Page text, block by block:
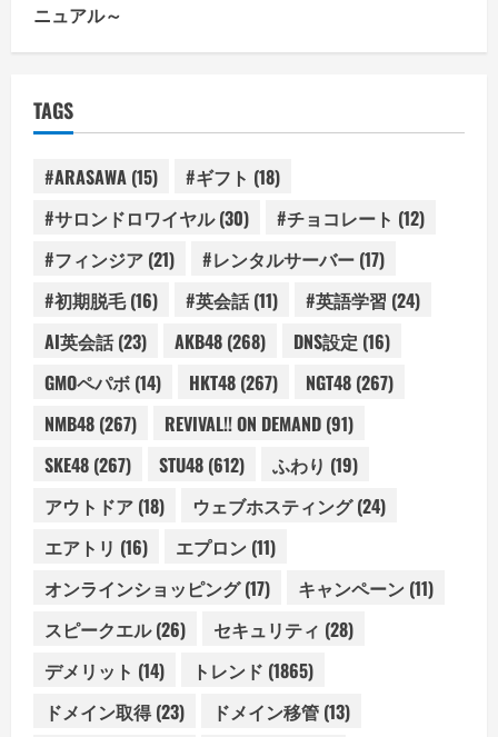
ニュアル～
TAGS
#ARASAWA (15) #ギフト (18)
#サロンドロワイヤル(30) #チョコレート (12)
#フィンジア (21) #レンタルサーバー (17)
#初期脱毛(16) #英会話(11) #英語学習 (24)
AI英会話(23) AKB48 (268) DNS設定 (16)
GMOペパボ (14) HKT48 (267) NGT48 (267)
NMB48 (267) REVIVAL!! ON DEMAND (91)
SKE48 (267) STU48 (612) ふわり (19)
アウトドア (18) ウェブホスティング(24)
エアトリ (16) エプロン (11)
オンラインショッピング(17) キャンペーン (11)
スピークエル(26) セキュリティ (28)
デメリット (14) トレンド (1865)
ドメイン取得(23) ドメイン移管 (13)